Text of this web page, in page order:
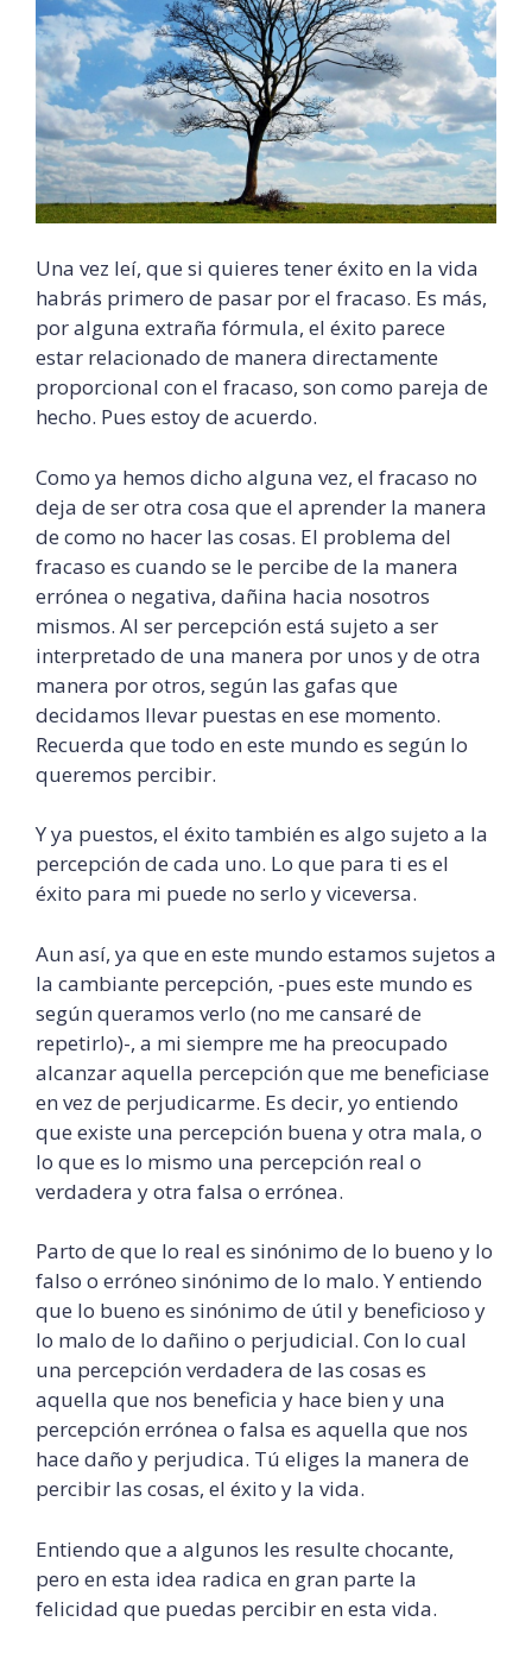
Una vez leí, que si quieres tener éxito en la vida
habrás primero de pasar por el fracaso. Es más,
por alguna extraña fórmula, el éxito parece
estar relacionado de manera directamente
proporcional con el fracaso, son como pareja de
hecho. Pues estoy de acuerdo.
Como ya hemos dicho alguna vez, el fracaso no
deja de ser otra cosa que el aprender la manera
de como no hacer las cosas. El problema del
fracaso es cuando se le percibe de la manera
errónea o negativa, dañina hacia nosotros
mismos. Al ser percepción está sujeto a ser
interpretado de una manera por unos y de otra
manera por otros, según las gafas que
decidamos llevar puestas en ese momento.
Recuerda que todo en este mundo es según lo
queremos percibir.
Y ya puestos, el éxito también es algo sujeto a la
percepción de cada uno. Lo que para ti es el
éxito para mi puede no serlo y viceversa.
Aun así, ya que en este mundo estamos sujetos a
la cambiante percepción, -pues este mundo es
según queramos verlo (no me cansaré de
repetirlo)-, a mi siempre me ha preocupado
alcanzar aquella percepción que me beneficiase
en vez de perjudicarme. Es decir, yo entiendo
que existe una percepción buena y otra mala, o
lo que es lo mismo una percepción real o
verdadera y otra falsa o errónea.
Parto de que lo real es sinónimo de lo bueno y lo
falso o erróneo sinónimo de lo malo. Y entiendo
que lo bueno es sinónimo de útil y beneficioso y
lo malo de lo dañino o perjudicial. Con lo cual
una percepción verdadera de las cosas es
aquella que nos beneficia y hace bien y una
percepción errónea o falsa es aquella que nos
hace daño y perjudica. Tú eliges la manera de
percibir las cosas, el éxito y la vida.
Entiendo que a algunos les resulte chocante,
pero en esta idea radica en gran parte la
felicidad que puedas percibir en esta vida.